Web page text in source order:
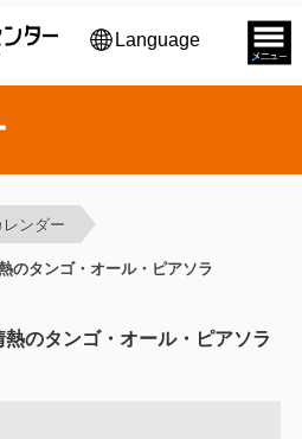
Language
ンダー
のタンゴ・オール・ピアソラ
のタンゴ・オール・ピアソラ